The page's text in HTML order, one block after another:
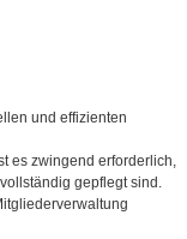
und effizienten
es zwingend erforderlich,
gepflegt sind.